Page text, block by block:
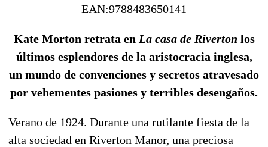
EAN:9788483650141
Kate Morton retrata en La casa de Riverton los
últimos esplendores de la aristocracia inglesa,
un mundo de convenciones y secretos atravesado
por vehementes pasiones y terribles desengaños.
Verano de 1924. Durante una rutilante fiesta de la
alta sociedad en Riverton Manor, una preciosa